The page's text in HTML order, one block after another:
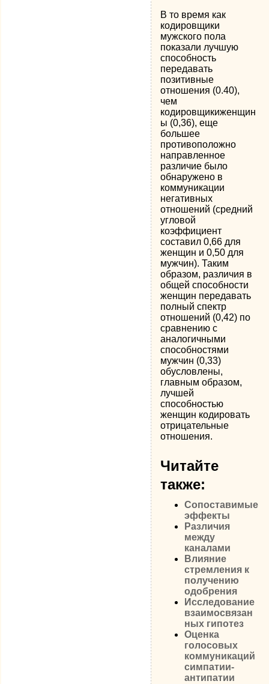
В то время как
кодировщики
мужского пола
показали лучшую
спо­собность
передавать
позитивные
отношения (0.40),
чем
кодировщикиженщин
ы (0,36), еще
большее
противоположно
направленное
различие было
обнаружено в
коммуникации
негативных
отношений (средний
уг­ловой
коэффициент
составил 0,66 для
женщин и 0,50 для
мужчин). Таким
образом, различия в
общей способности
женщин передавать
полный спектр
отношений (0,42) по
сравнению с
аналогичными
способностями
мужчин (0,33)
обусловлены,
главным образом,
лучшей
способностью
женщин кодировать
отрицательные
отношения.
Читайте
также:
Сопоставимые
эффекты
Различия
между
каналами
Влияние
стремления к
полу­чению
одобрения
Ис­следование
взаимосвязан
ных гипотез
Оценка
голосовых
коммуникаций
симпатии-
антипатии